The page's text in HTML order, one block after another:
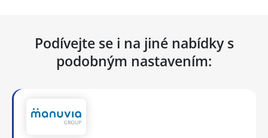
Podívejte se i na jiné nabídky s
podobným nastavením: